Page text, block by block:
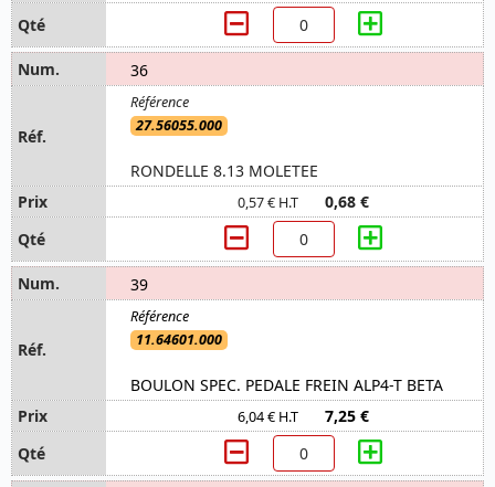
36
27.56055.000
RONDELLE 8.13 MOLETEE
0,57 € H.T 0,68 €
39
11.64601.000
BOULON SPEC. PEDALE FREIN ALP4-T BETA
6,04 € H.T 7,25 €